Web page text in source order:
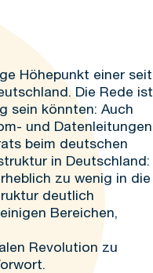
Höhepunkt einer seit
Die Rede ist
sein könnten: Auch
und Datenleitungen
beim deutschen
in Deutschland:
zu wenig in die
deutlich
Bereichen,
Revolution zu